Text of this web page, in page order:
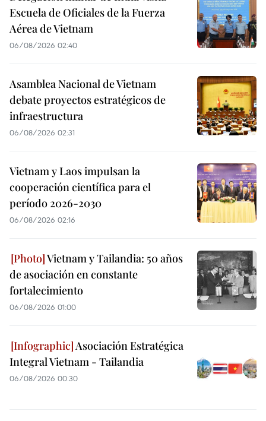
Escuela de Oficiales de la Fuerza
Aérea de Vietnam
06/08/2026 02:40
Asamblea Nacional de Vietnam
debate proyectos estratégicos de
infraestructura
06/08/2026 02:31
Vietnam y Laos impulsan la
cooperación científica para el
período 2026-2030
06/08/2026 02:16
Vietnam y Tailandia: 50 años
de asociación en constante
fortalecimiento
06/08/2026 01:00
Asociación Estratégica
Integral Vietnam - Tailandia
06/08/2026 00:30